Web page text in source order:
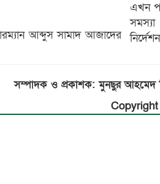
আব্দুস সামাদ আজাদের
এখন
সম্পাদক ও প্রকাশক: মুনছুর আহমেদ